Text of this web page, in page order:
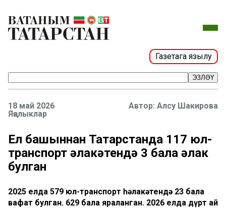
Газетага язылу
ЭЗЛӘҮ
18 май 2026
Яңалыклар
Алсу Шакирова
Ел башыннан Татарстанда 117 юл-
транспорт һәлакәтендә 3 бала һәлак
булган
2025 елда 579 юл-транспорт һәлакәтендә 23 бала
вафат булган. 629 бала яраланган. 2026 елда дүрт ай